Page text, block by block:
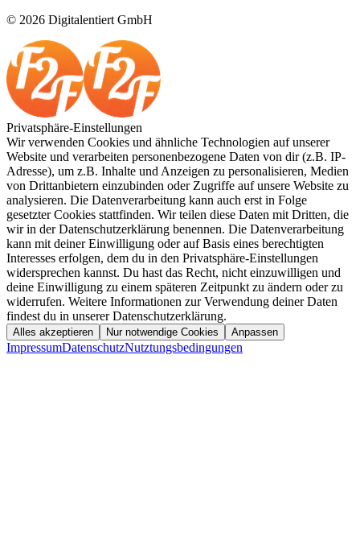
© 2026 Digitalentiert GmbH
Privatsphäre-Einstellungen
Wir verwenden Cookies und ähnliche Technologien auf unserer
Website und verarbeiten personenbezogene Daten von dir (z.B. IP-
Adresse), um z.B. Inhalte und Anzeigen zu personalisieren, Medien
von Drittanbietern einzubinden oder Zugriffe auf unsere Website zu
analysieren. Die Datenverarbeitung kann auch erst in Folge
gesetzter Cookies stattfinden. Wir teilen diese Daten mit Dritten, die
wir in der Datenschutzerklärung benennen. Die Datenverarbeitung
kann mit deiner Einwilligung oder auf Basis eines berechtigten
Interesses erfolgen, dem du in den Privatsphäre-Einstellungen
widersprechen kannst. Du hast das Recht, nicht einzuwilligen und
deine Einwilligung zu einem späteren Zeitpunkt zu ändern oder zu
widerrufen. Weitere Informationen zur Verwendung deiner Daten
findest du in unserer Datenschutzerklärung.
Alles akzeptieren Nur notwendige Cookies Anpassen
ImpressumDatenschutzNutztungsbedingungen